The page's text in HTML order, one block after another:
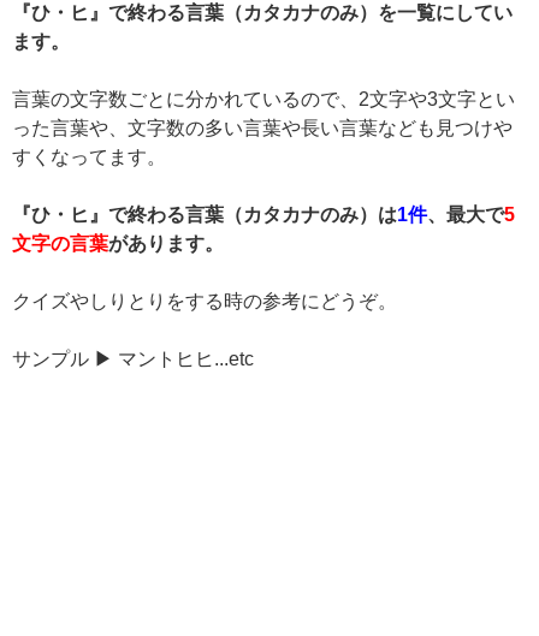
『ひ・ヒ』で終わる言葉（カタカナのみ）を一覧にしてい
ます。
言葉の文字数ごとに分かれているので、2文字や3文字とい
った言葉や、文字数の多い言葉や長い言葉なども見つけや
すくなってます。
『ひ・ヒ』で終わる言葉（カタカナのみ）は1件、最大で5
文字の言葉があります。
クイズやしりとりをする時の参考にどうぞ。
サンプル ▶ マントヒヒ...etc